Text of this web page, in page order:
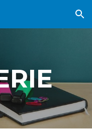
Skip to navigation